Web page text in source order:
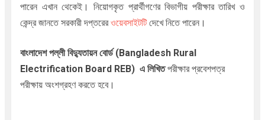
পারেন এখান থেকেই। নিয়োগকৃত প্রার্থীগণের বিভাগীয় পরীক্ষার তারিখ ও
কেন্দ্র জানতে সরকারী দপ্তরেরওয়েবসাইটটিদেখে নিতে পারেন।
বাংলাদেশ পল্লী বিদ্যুতায়ন বোর্ড(Bangladesh Rural
Electrification Board REB) এ লিখিতপরীক্ষার প্রবেশপত্র
পরীক্ষায় অংশগ্রহণ করতে হবে।